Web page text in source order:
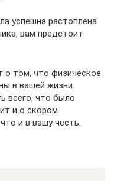
успешна растоплена
вам предстоит
о том, что физическое
в вашей жизни.
всего, что было
и о скором
и в вашу честь.